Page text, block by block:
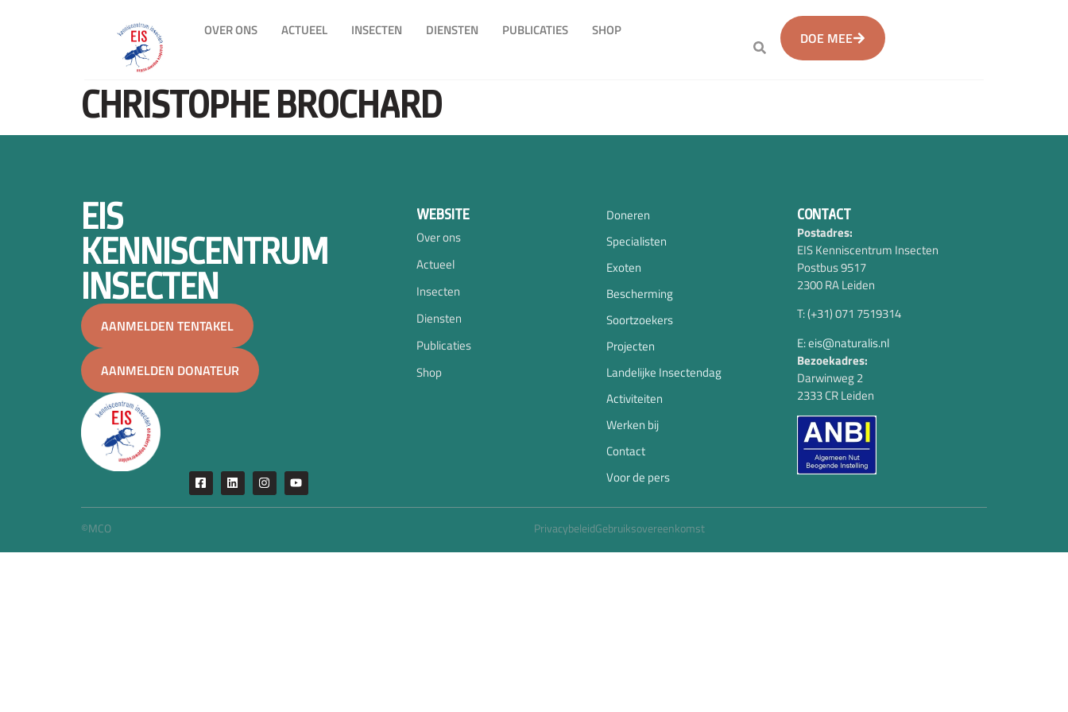
OVER ONS ACTUEEL INSECTEN DIENSTEN PUBLICATIES SHOP DOE MEE
CHRISTOPHE BROCHARD
EIS
KENNISCENTRUM
INSECTEN
AANMELDEN TENTAKEL
AANMELDEN DONATEUR
WEBSITE
Over ons
Actueel
Insecten
Diensten
Publicaties
Shop
Doneren
Specialisten
Exoten
Bescherming
Soortzoekers
Projecten
Landelijke Insectendag
Activiteiten
Werken bij
Contact
Voor de pers
CONTACT
Postadres:
EIS Kenniscentrum Insecten
Postbus 9517
2300 RA Leiden
T: (+31) 071 7519314
E: eis@naturalis.nl
Bezoekadres:
Darwinweg 2
2333 CR Leiden
©MCO PrivacybeleidGebruiksovereenkomst